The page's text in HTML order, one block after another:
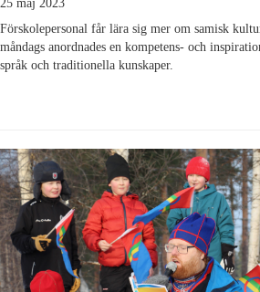
25 maj 2023
Förskolepersonal får lära sig mer om samisk
måndags anordnades en kompetens- och
språk och traditionella kunskaper.